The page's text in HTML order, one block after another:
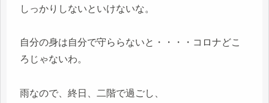
しっかりしないといけないな。
自分の身は自分で守ららないと・・・・コロナどこ
ろじゃないわ。
雨なので、終日、二階で過ごし、